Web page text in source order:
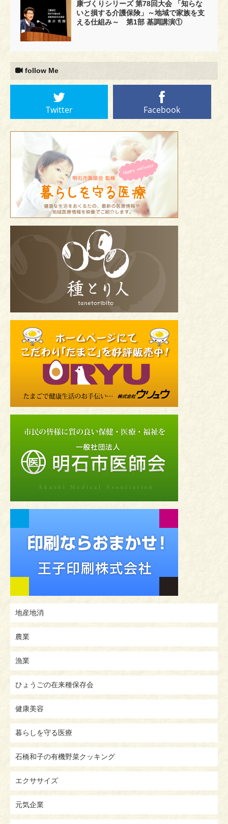
康づくりシリーズ 第78回大会 「知らな
いと損する介護保険」～地域で家族を支
える仕組み～ 第1部 基調講演①
follow Me
Twitter Facebook
地産地消
農業
漁業
ひょうごの在来種保存会
健康美容
暮らしを守る医療
石橋和子の有機野菜クッキング
エクササイズ
元気企業